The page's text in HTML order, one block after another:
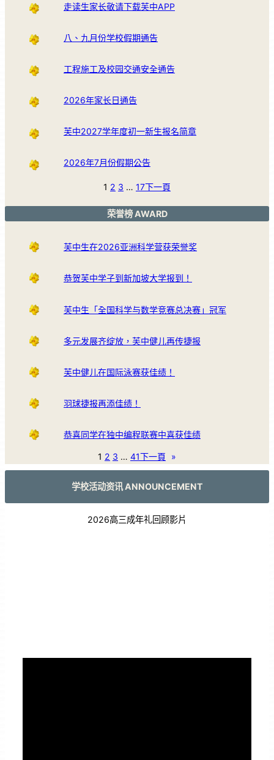
走读生家长敬请下载芙中APP
八、九月份学校假期通告
工程施工及校园交通安全通告
2026年家长日通告
芙中2027学年度初一新生报名简章
2026年7月份假期公告
1 2 3 … 17下一頁
荣誉榜 AWARD
芙中生在2026亚洲科学营获荣誉奖
恭贺芙中学子到新加坡大学报到！
芙中生「全国科学与数学竞赛总决赛」冠军
多元发展齐绽放，芙中健儿再传捷报
芙中健儿在国际泳赛获佳绩！
羽球捷报再添佳绩！
恭喜同学在独中编程联赛中喜获佳绩
1 2 3 … 41下一頁 »
学校活动资讯 ANNOUNCEMENT
2026高三成年礼回顾影片